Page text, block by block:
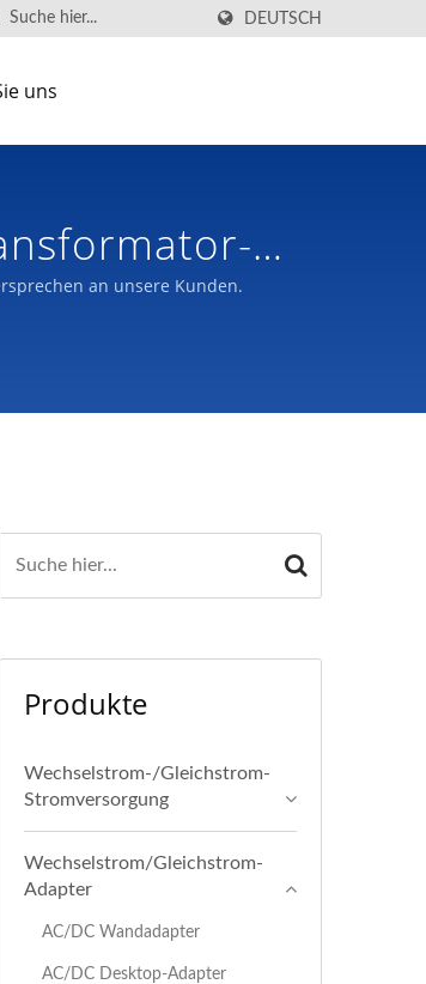
DEUTSCH
uns
an unsere Kunden.
Produkte
Wechselstrom-/Gleichstrom-
Stromversorgung
Wechselstrom/Gleichstrom-
Adapter
AC/DC Wandadapter
AC/DC Desktop-Adapter